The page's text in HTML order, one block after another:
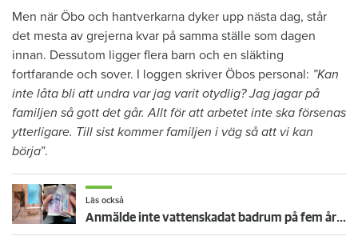
Men när Öbo och hantverkarna dyker upp nästa dag, står
det mesta av grejerna kvar på samma ställe som dagen
innan. Dessutom ligger flera barn och en släkting
fortfarande och sover. I loggen skriver Öbos personal: ”Kan
inte låta bli att undra var jag varit otydlig? Jag jagar på
familjen så gott det går. Allt för att arbetet inte ska försenas
ytterligare. Till sist kommer familjen i väg så att vi kan
börja”.
Läs också
Anmälde inte vattenskadat badrum på fem år – krävs på 125 000 kronor